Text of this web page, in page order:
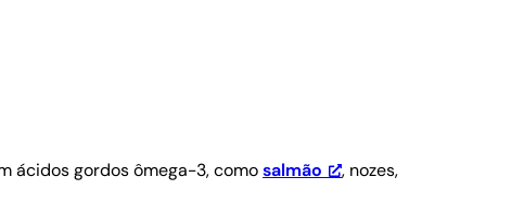
ácidos gordos ômega-3, comosalmão
, nozes,